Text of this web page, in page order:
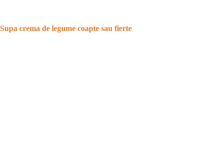
Supa crema de legume coapte sau fierte